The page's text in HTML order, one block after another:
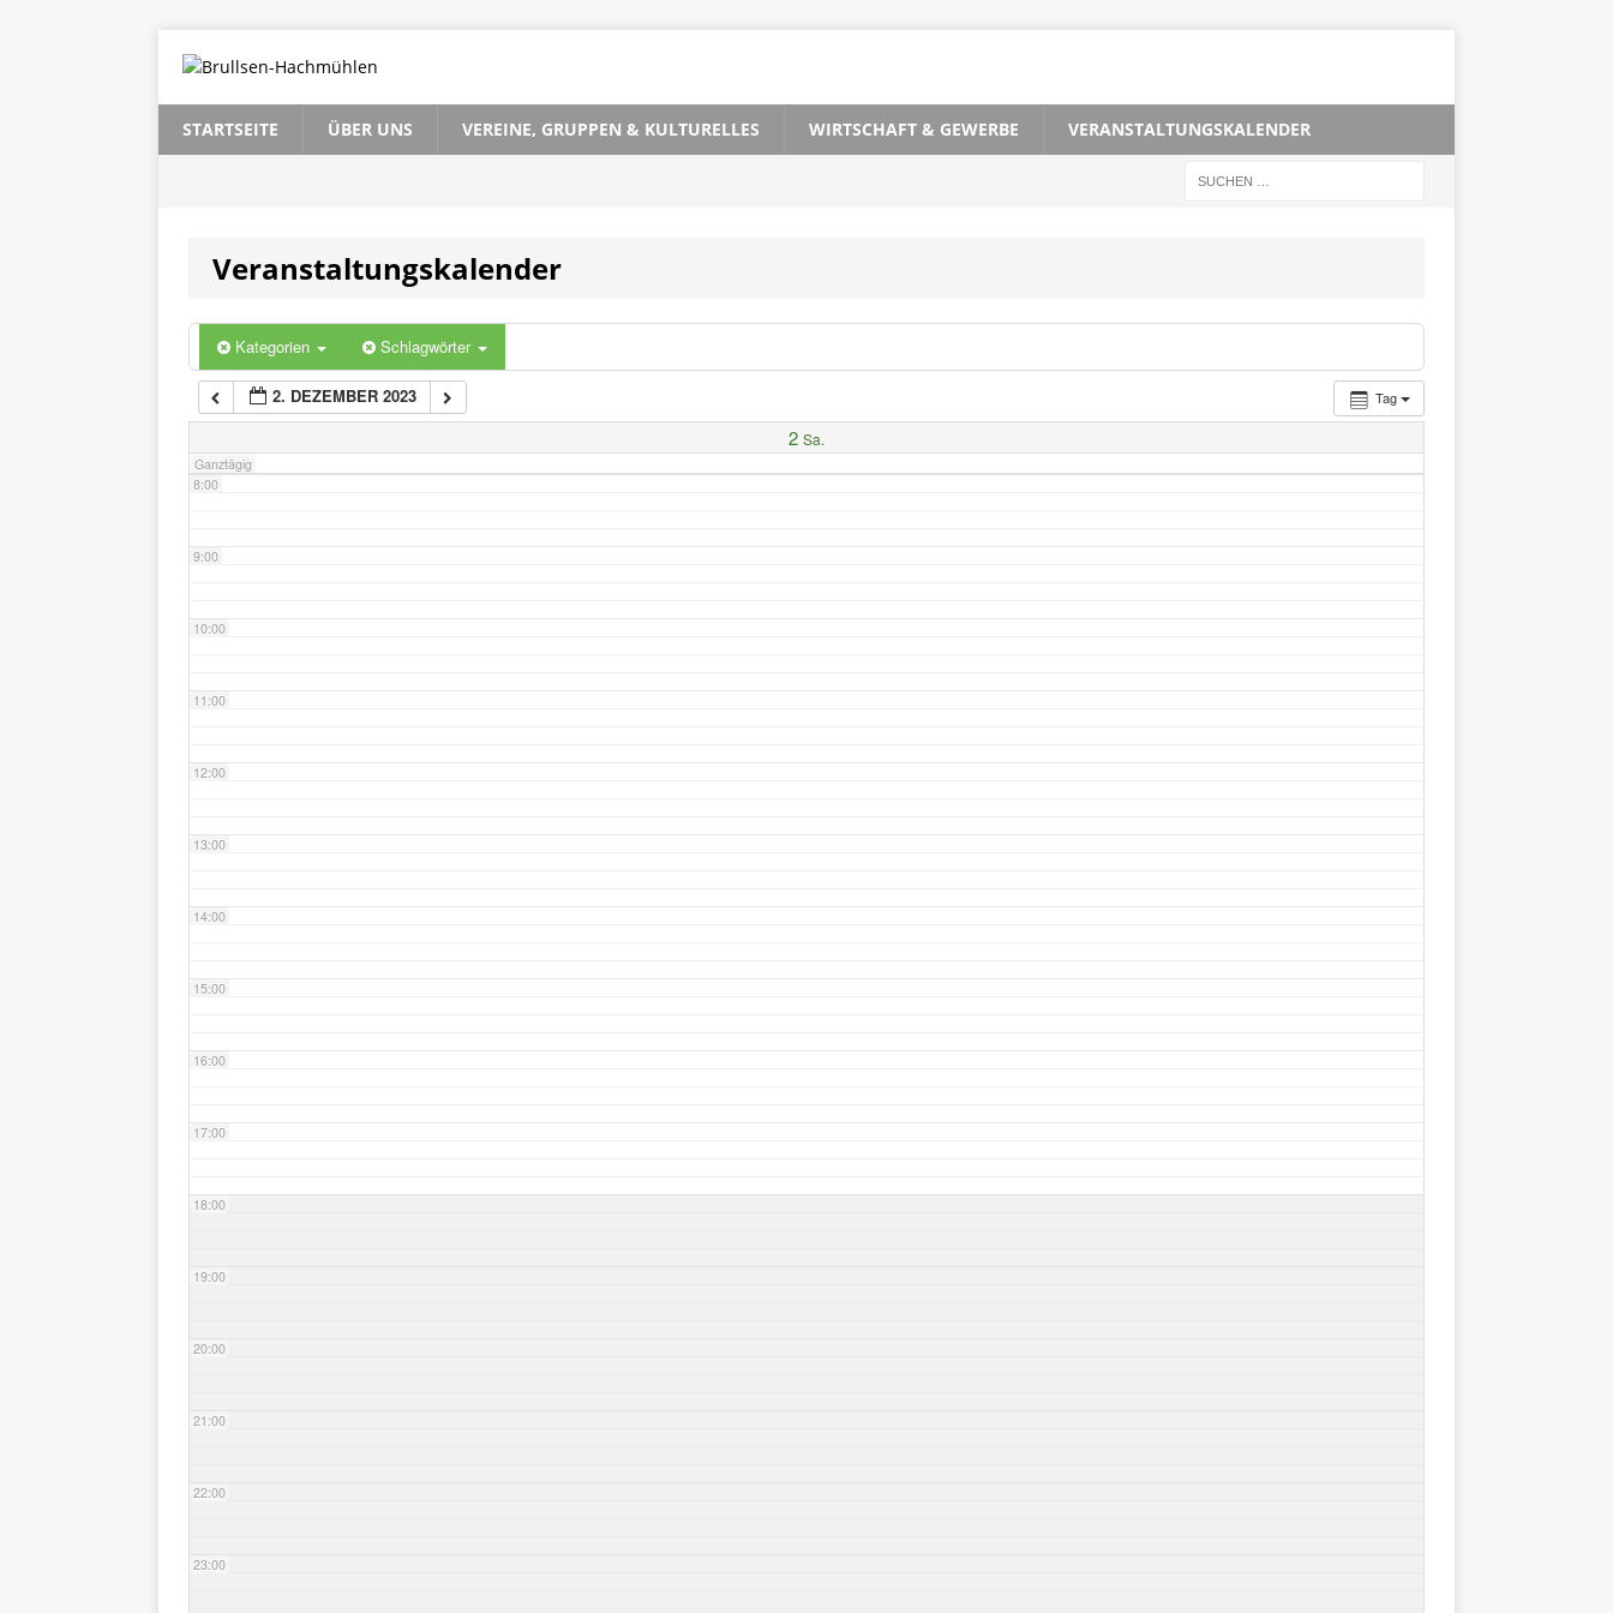
STARTSEITE ÜBER UNS VEREINE, GRUPPEN & KULTURELLES WIRTSCHAFT & GEWERBE VERANSTALTUNGSKALENDER
Veranstaltungskalender
Kategorien Schlagwörter
Tag
2. DEZEMBER 2023
2 Sa.
Ganztägig
2:00
3:00
5:00
6:00
7:00
8:00
9:00
10:00
11:00
12:00
13:00
14:00
15:00
16:00
17:00
18:00
19:00
20:00
21:00
22:00
23:00